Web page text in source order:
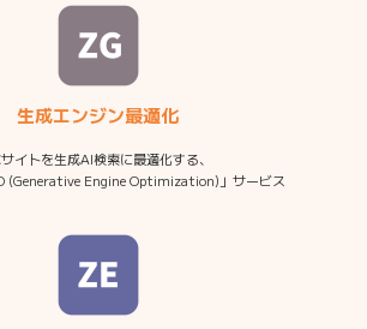
生成エンジン最適化
イトを生成AI検索に最適化する、
(Generative Engine Optimization)」サービス